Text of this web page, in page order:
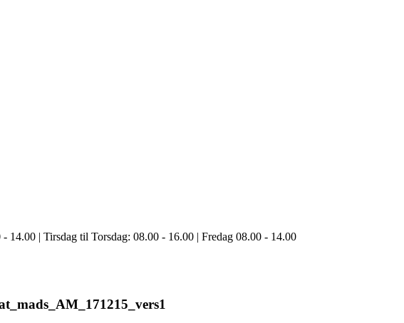
14.00 | Tirsdag til Torsdag: 08.00 - 16.00 | Fredag 08.00 - 14.00